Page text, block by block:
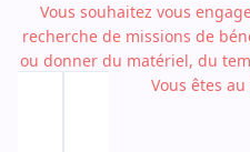
Vous souhaitez vous
recherche de missions de
ou donner du matériel, du
Vous êtes